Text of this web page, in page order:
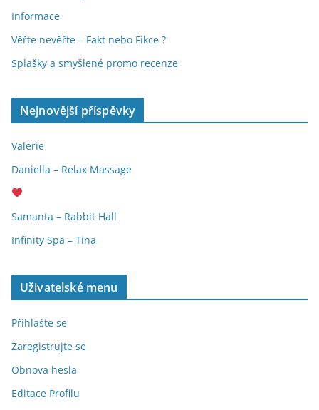
Informace
Věřte nevěřte – Fakt nebo Fikce ?
Splašky a smyšlené promo recenze
Nejnovější příspěvky
Valerie
Daniella – Relax Massage
Samanta – Rabbit Hall
Infinity Spa – Tina
Uživatelské menu
Přihlašte se
Zaregistrujte se
Obnova hesla
Editace Profilu